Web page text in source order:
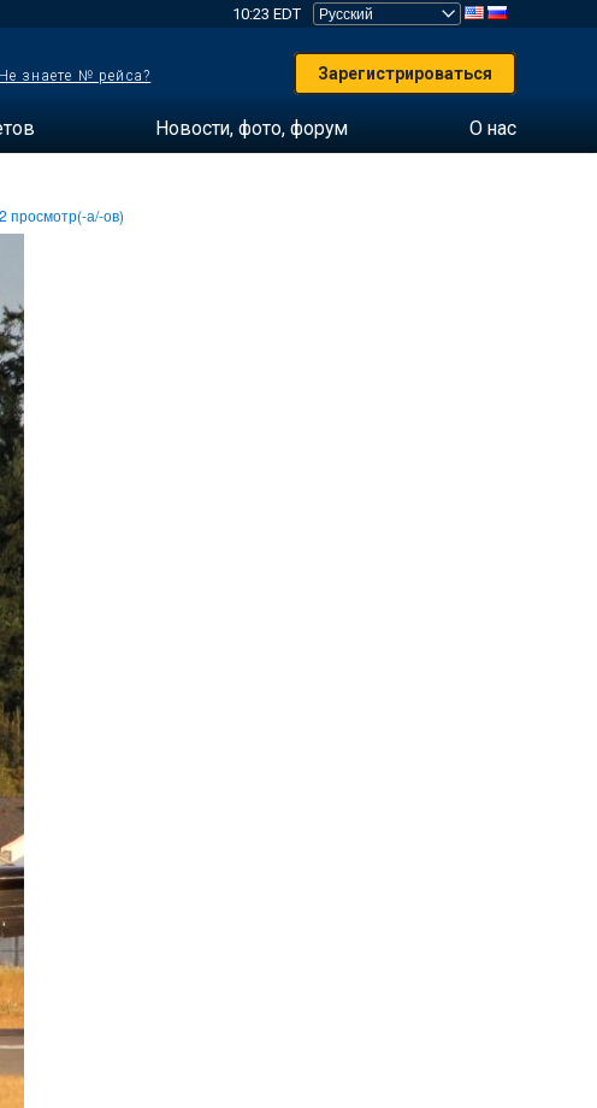
10:23 EDT
Не знаете № рейса? Зарегистрироваться
Новости, фото, форум О нас
просмотр(-а/-ов)